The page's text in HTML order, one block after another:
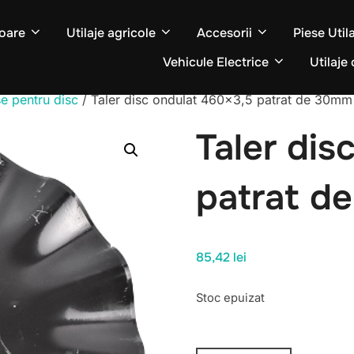
Utilaje agricole Accesorii
Piese
Vehicule Electrice
Utilaje
pentru disc/ Taler disc ondulat 460×3,5 patrat de 30mm
Taler
patrat
85,42 lei
Stoc epuizat